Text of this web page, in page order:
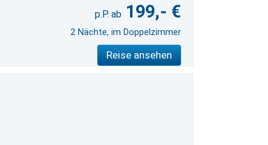
199,- €
2 Nächte, im Doppelzimmer
Reise ansehen